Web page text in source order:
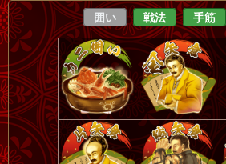
囲い 戦法 手筋